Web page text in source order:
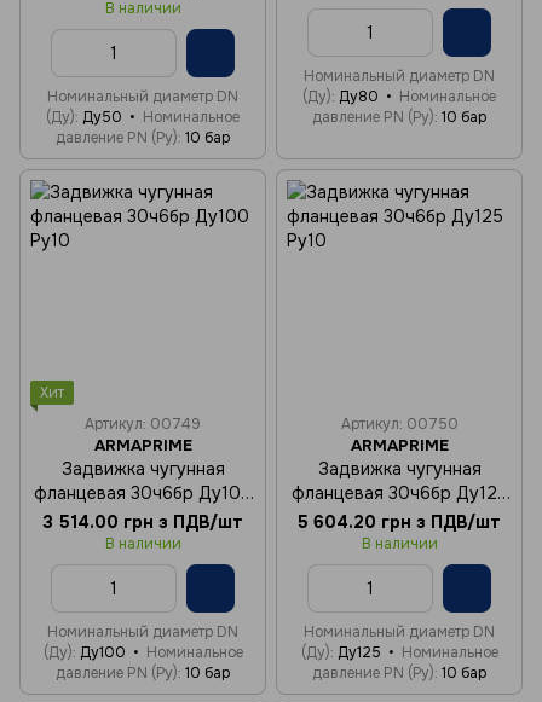
В наличии
Номинальный диаметр DN
(Ду) Ду50
Номинальное
давление PN (Ру) 10 бар
Номинальный диаметр DN
(Ду) Ду80
Номинальное
давление PN (Ру) 10 бар
Хит
Артикул: 00749
ARMAPRIME
Задвижка чугунная
фланцевая 30ч6бр Ду100
Ру10
3 514.00 грн з ПДВ/шт
В наличии
Номинальный диаметр DN
(Ду) Ду100
Номинальное
давление PN (Ру) 10 бар
Артикул: 00750
ARMAPRIME
Задвижка чугунная
фланцевая 30ч6бр Ду125
Ру10
5 604.20 грн з ПДВ/шт
В наличии
Номинальный диаметр DN
(Ду) Ду125
Номинальное
давление PN (Ру) 10 бар